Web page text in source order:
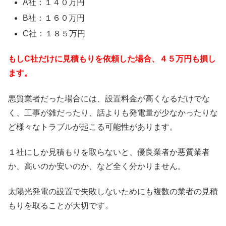
A社：１４０万円
B社：１６０万円
C社：１８５万円
もしC社だけに見積もりを依頼した場合、４５万円も損し
ます。
悪質業者だった場合には、設置料金が高くなるだけでな
く、工事が雑だったり、話よりも発電量が少なかったりな
ど様々なトラブルが起こる可能性があります。
１社にしか見積もりを取らないと、優良業者か悪質業者
か、高いのか安いのか、など全く分かりません。
太陽光発電の設置で失敗しないためにも複数の業者の見積
もりを取ることが大切です。